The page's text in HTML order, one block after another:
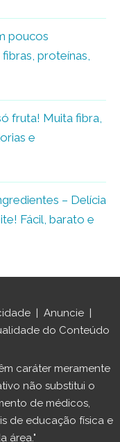
poucos
proteínas,
fruta! Muita fibra,
e
– Delícia
Fácil, barato e
| Anuncie |
do Conteúdo
caráter meramente
não substitui o
de médicos,
de educação física e
área."